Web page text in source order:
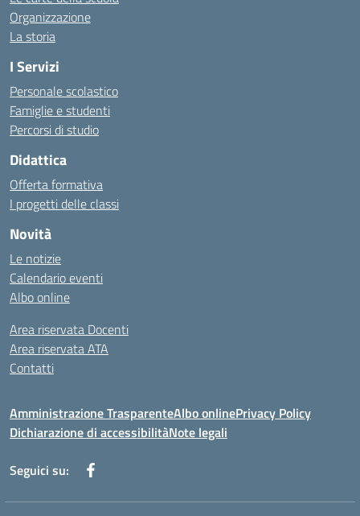
Organizzazione
La storia
I Servizi
Personale scolastico
Famiglie e studenti
Percorsi di studio
Didattica
Offerta formativa
I progetti delle classi
Novità
Le notizie
Calendario eventi
Albo online
Area riservata Docenti
Area riservata ATA
Contatti
Amministrazione TrasparenteAlbo onlinePrivacy Policy
Dichiarazione di accessibilitàNote legali
Seguici su: